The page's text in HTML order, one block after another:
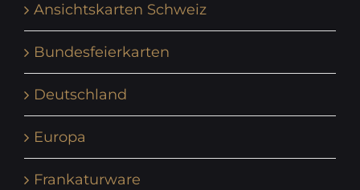
Ansichtskarten Schweiz
Bundesfeierkarten
Deutschland
Europa
Frankaturware